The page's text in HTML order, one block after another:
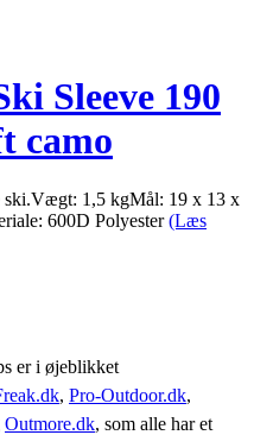
Sleeve 190
camo
ski.Vægt: 1,5 kgMål: 19 x 13 x
600D Polyester(Læs
er i øjeblikket
, Pro-Outdoor.dk,
Outmore.dk, som alle har et